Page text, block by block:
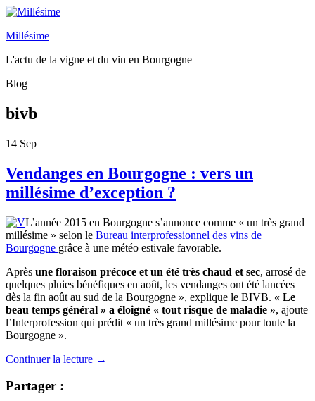
Millésime
L'actu de la vigne et du vin en Bourgogne
Blog
bivb
14 Sep
Vendanges en Bourgogne : vers un
millésime d’exception ?
L’année 2015 en Bourgogne s’annonce comme « un très grand
millésime » selon le Bureau interprofessionnel des vins de
Bourgogne grâce à une météo estivale favorable.
Après une floraison précoce et un été très chaud et sec, arrosé de
quelques pluies bénéfiques en août, les vendanges ont été lancées
dès la fin août au sud de la Bourgogne », explique le BIVB. « Le
beau temps général » a éloigné « tout risque de maladie », ajoute
l’Interprofession qui prédit « un très grand millésime pour toute la
Bourgogne ».
Continuer la lecture →
Partager :